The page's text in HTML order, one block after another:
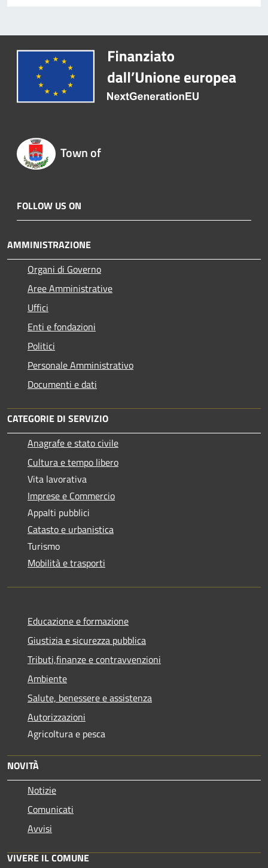
Town of
FOLLOW US ON
AMMINISTRAZIONE
Organi di Governo
Aree Amministrative
Uffici
Enti e fondazioni
Politici
Personale Amministrativo
Documenti e dati
CATEGORIE DI SERVIZIO
Anagrafe e stato civile
Cultura e tempo libero
Vita lavorativa
Imprese e Commercio
Appalti pubblici
Catasto e urbanistica
Turismo
Mobilità e trasporti
Educazione e formazione
Giustizia e sicurezza pubblica
Tributi,finanze e contravvenzioni
Ambiente
Salute, benessere e assistenza
Autorizzazioni
Agricoltura e pesca
NOVITÀ
Notizie
Comunicati
Avvisi
VIVERE IL COMUNE